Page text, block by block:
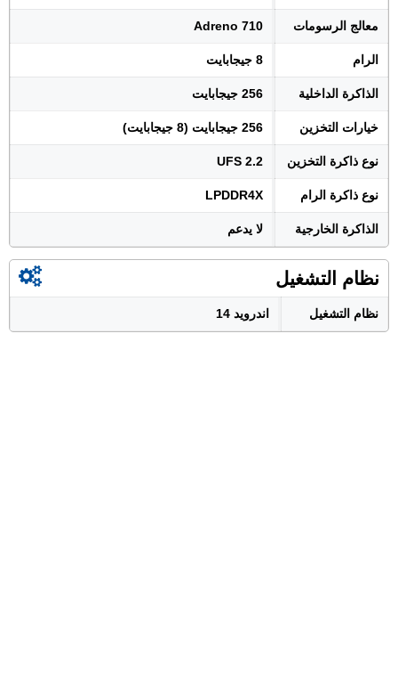
معالج الرسومات Adreno 710
الرام 8 جيجابايت
الذاكرة الداخلية 256 جيجابايت
خيارات التخزين 256 جيجابايت (8 جيجابايت)
نوع ذاكرة التخزين UFS 2.2
نوع ذاكرة الرام LPDDR4X
الذاكرة الخارجية لا يدعم
نظام التشغيل
نظام التشغيل اندرويد 14